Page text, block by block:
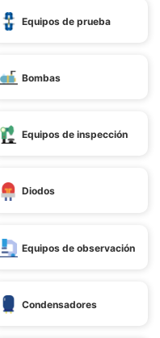
Equipos de prueba
Bombas
Equipos de inspección
Diodos
Equipos de observación
Condensadores